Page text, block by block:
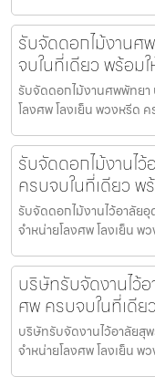
รับจัดดอกไม้งานศ
จบในที่เดียว พร้อม
รับจัดดอกไม้งานศพพัทยา
โลงศพ โลงเย็น พวงหรีด
รับจัดดอกไม้งานไ
ครบจบในที่เดียว พ
รับจัดดอกไม้งานไว้อาลัย
จำหน่ายโลงศพ โลงเย็น พ
บริษัทรับจัดงานไว้
ศพ ครบจบในที่เดีย
บริษัทรับจัดงานไว้อาลัย
จำหน่ายโลงศพ โลงเย็น พ